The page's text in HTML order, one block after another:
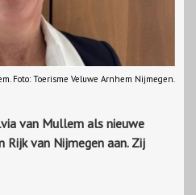
Foto: Toerisme Veluwe Arnhem Nijmegen.
van Mullem als nieuwe
Rijk van Nijmegen aan. Zij